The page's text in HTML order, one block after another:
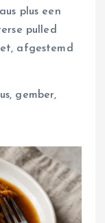
plus een
pulled
afgestemd
gember,